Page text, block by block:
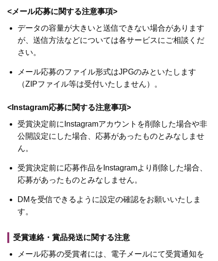
<メール応募に関する注意事項>
データの容量が大きいと送信できない場合があります
が、送信方法などについては各サービスにご相談くだ
さい。
メール応募のファイル形式はJPGのみといたします
（ZIPファイル等は受付いたしません）。
<Instagram応募に関する注意事項>
受賞決定前にInstagramアカウントを削除した場合や非
公開設定にした場合、応募があったものとみなしませ
ん。
受賞決定前に応募作品をInstagramより削除した場合、
応募があったものとみなしません。
DMを受信できるように設定の確認をお願いいたしま
す。
受賞連絡・賞品発送に関する注意
メール応募の受賞者には、電子メールにて受賞通知を